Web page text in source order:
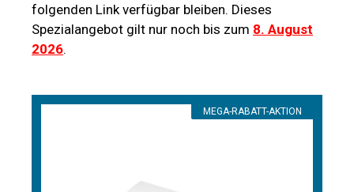
folgenden Link verfügbar bleiben. Dieses
Spezialangebot gilt nur noch bis zum 8. August
2026.
MEGA-RABATT-AKTION